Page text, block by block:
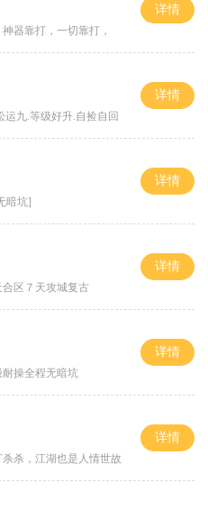
神器靠打，一切靠打，
详情
运九.等级好升.自捡自回
详情
暗坑]
详情
合区７天攻城复古
详情
操全程无暗坑
详情
杀，江湖也是人情世故
详情